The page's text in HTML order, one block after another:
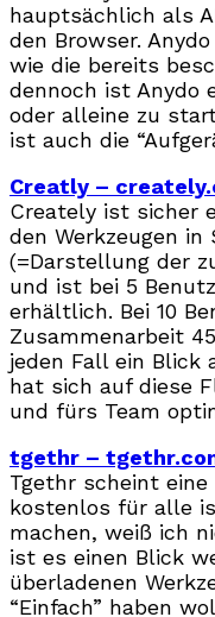
hauptsächlich als
den Browser.
wie die bereits
dennoch ist Anydo
oder alleine zu
ist auch die
Creatly –
Creately ist sicher
den Werkzeugen
(=Darstellung der
und ist bei 5
erhältlich. Bei 10
Zusammenarbeit
jeden Fall ein Blick
hat sich auf diese
und fürs Team
tgethr –
Tgethr scheint
kostenlos für alle
machen, weiß ich
ist es einen Blick
überladenen
“Einfach” haben